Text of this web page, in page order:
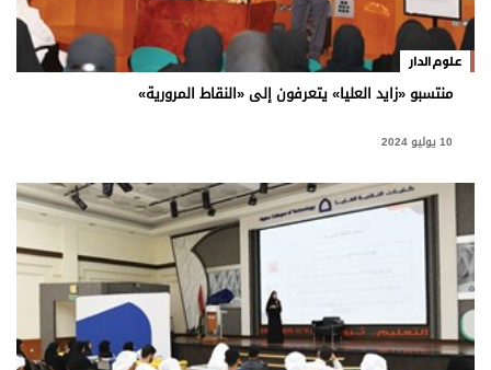
علوم الدار
منتسبو «زايد العليا» يتعرفون إلى «النقاط المرورية»
10 يوليو 2024